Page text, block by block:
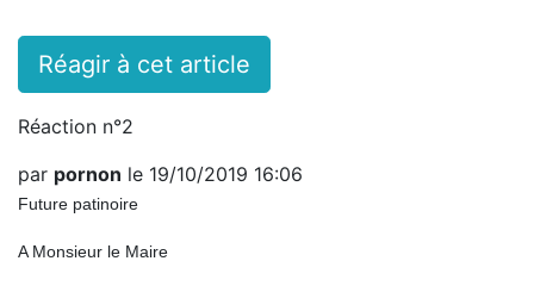
Réagir à cet article
Réaction n°2
par pornon le 19/10/2019 16:06
Future patinoire
A Monsieur le Maire